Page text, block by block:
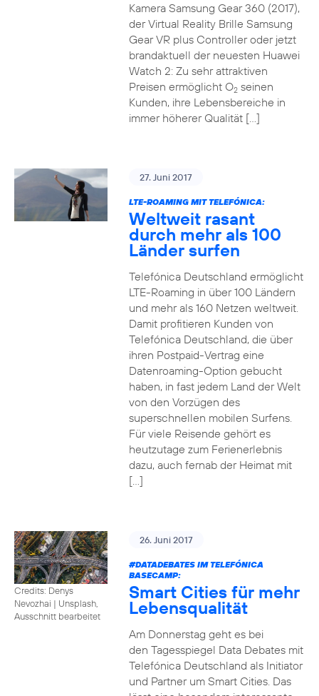
Kamera Samsung Gear 360 (2017),
der Virtual Reality Brille Samsung
Gear VR plus Controller oder jetzt
brandaktuell der neuesten Huawei
Watch 2: Zu sehr attraktiven
Preisen ermöglicht O2seinen
Kunden, ihre Lebensbereiche in
immer höherer Qualität […]
27. Juni 2017
LTE-ROAMING MIT TELEFÓNICA:
Weltweit rasant
durch mehr als 100
Länder surfen
Telefónica Deutschland ermöglicht
LTE-Roaming in über 100 Ländern
und mehr als 160 Netzen weltweit.
Damit profitieren Kunden von
Telefónica Deutschland, die über
ihren Postpaid-Vertrag eine
Datenroaming-Option gebucht
haben, in fast jedem Land der Welt
von den Vorzügen des
superschnellen mobilen Surfens.
Für viele Reisende gehört es
heutzutage zum Ferienerlebnis
dazu, auch fernab der Heimat mit
[…]
Credits: Denys
Nevozhai | Unsplash,
Ausschnitt bearbeitet
26. Juni 2017
#DATADEBATESIM TELEFÓNICA
BASECAMP:
Smart Cities für mehr
Lebensqualität
Am Donnerstag geht es bei
den Tagesspiegel Data Debates mit
Telefónica Deutschland als Initiator
und Partner um Smart Cities. Das